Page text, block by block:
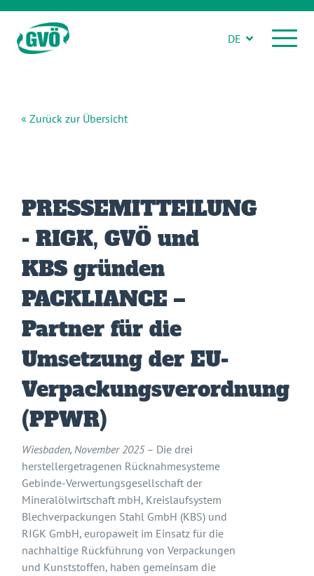
DE
« Zurück zur Übersicht
PRESSEMITTEILUNG
- RIGK, GVÖ und
KBS gründen
PACKLIANCE –
Partner für die
Umsetzung der EU-
Verpackungsverordnung
(PPWR)
Wiesbaden, November 2025– Die drei
herstellergetragenen Rücknahmesysteme
Gebinde-Verwertungsgesellschaft der
Mineralölwirtschaft mbH, Kreislaufsystem
Blechverpackungen Stahl GmbH (KBS) und
RIGK GmbH, europaweit im Einsatz für die
nachhaltige Rückführung von Verpackungen
und Kunststoffen, haben gemeinsam die